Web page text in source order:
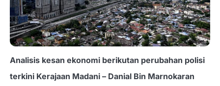
Analisis kesan ekonomi berikutan perubahan polisi
terkini Kerajaan Madani – Danial Bin Marnokaran